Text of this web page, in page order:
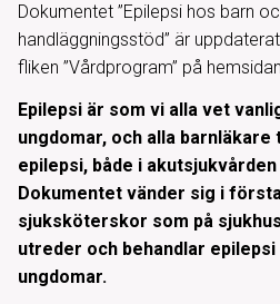
Dokumentet ”Epilepsi hos barn
handläggningsstöd” är
fliken ”Vårdprogram” på
Epilepsi är som vi alla vet
ungdomar, och alla
epilepsi, både i
Dokumentet vänder sig i
sjuksköterskor som på
utreder och behandlar epilepsi
ungdomar.